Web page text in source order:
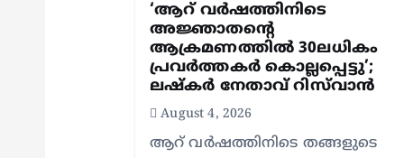
‘ആറ് വർഷത്തിനിടെ
അജ്ഞാതന്റെ
ആക്രമണത്തിൽ 30ലധികം
പ്രവർത്തകർ കൊല്ലപ്പെ‍ട്ടു’;
ലഷ്കർ നേതാവ് റിസ്‌വാൻ
August 4, 2026
ആറ് വർഷത്തിനിടെ തങ്ങളുടെ